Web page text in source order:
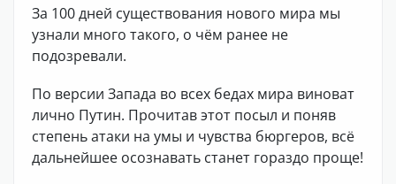
За 100 дней существования нового мира мы
узнали много такого, о чём ранее не
подозревали.
По версии Запада во всех бедах мира виноват
лично Путин. Прочитав этот посыл и поняв
степень атаки на умы и чувства бюргеров, всё
дальнейшее осознавать станет гораздо проще!